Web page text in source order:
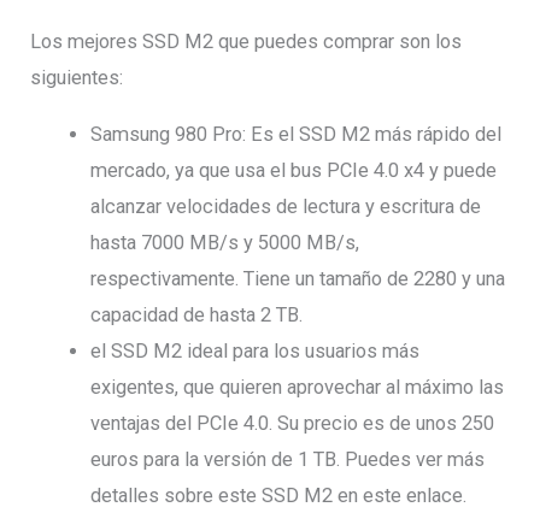
Los mejores SSD M2 que puedes comprar son los
siguientes:
Samsung 980 Pro: Es el SSD M2 más rápido del
mercado, ya que usa el bus PCIe 4.0 x4 y puede
alcanzar velocidades de lectura y escritura de
hasta 7000 MB/s y 5000 MB/s,
respectivamente. Tiene un tamaño de 2280 y una
capacidad de hasta 2 TB.
el SSD M2 ideal para los usuarios más
exigentes, que quieren aprovechar al máximo las
ventajas del PCIe 4.0. Su precio es de unos 250
euros para la versión de 1 TB. Puedes ver más
detalles sobre este SSD M2 en este enlace.